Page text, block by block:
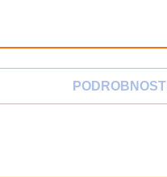
PODROBNOSTI